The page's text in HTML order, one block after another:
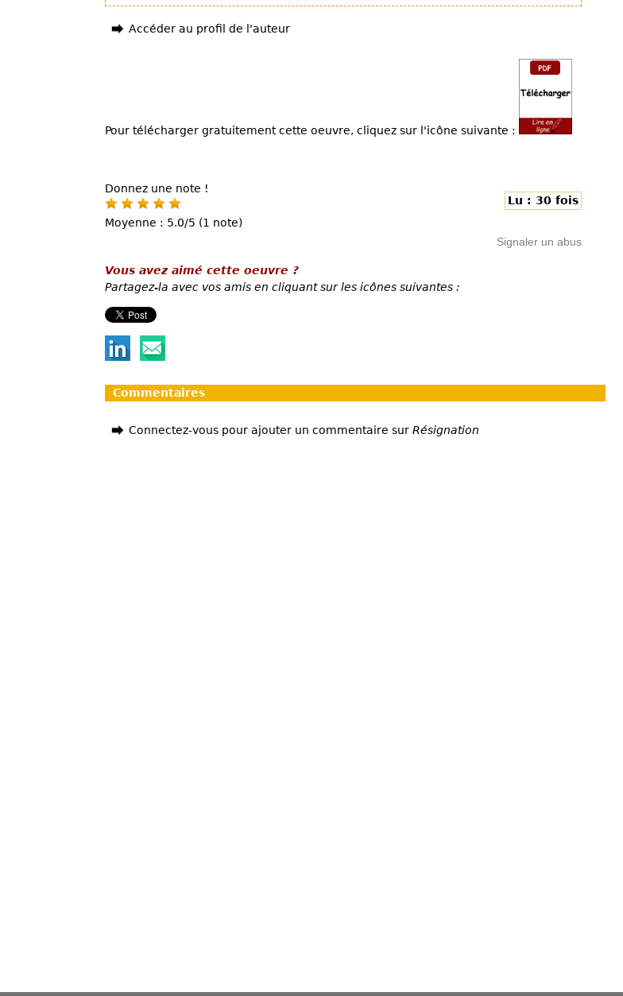
Accéder au profil de l'auteur
Pour télécharger gratuitement cette oeuvre, cliquez sur l'icône suivante :
Donnez une note !
Moyenne : 5.0/5 (1 note)
Lu : 30 fois
Signaler un abus
Vous avez aimé cette oeuvre ?
Partagez-la avec vos amis en cliquant sur les icônes suivantes :
Commentaires
Connectez-vous pour ajouter un commentaire sur Résignation